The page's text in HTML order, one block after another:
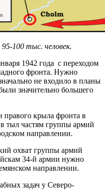
100 тыс. человек.
1942 года с переходом
фронта. Нужно
не входило в планы
значительно большего
правого крыла фронта в
тыл частям группы армий
направлении.
охват группы армий
34-й армии нужно
направлении.
задач у Северо-